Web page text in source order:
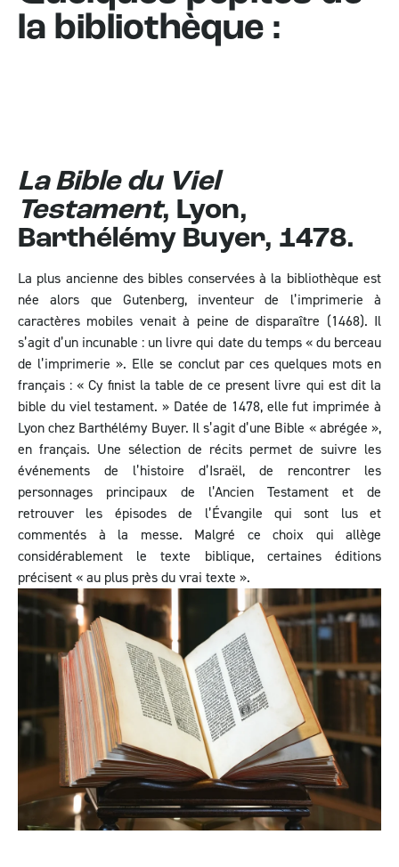
la bibliothèque :
La Bible du Viel
Testament, Lyon,
Barthélémy Buyer, 1478.
La plus ancienne des bibles conservées à la bibliothèque est
née alors que Gutenberg, inventeur de l’imprimerie à
caractères mobiles venait à peine de disparaître (1468). Il
s’agit d’un incunable : un livre qui date du temps « du berceau
de l’imprimerie ». Elle se conclut par ces quelques mots en
français : « Cy finist la table de ce present livre qui est dit la
bible du viel testament. » Datée de 1478, elle fut imprimée à
Lyon chez Barthélémy Buyer. Il s’agit d’une Bible « abrégée »,
en français. Une sélection de récits permet de suivre les
événements de l’histoire d’Israël, de rencontrer les
personnages principaux de l’Ancien Testament et de
retrouver les épisodes de l’Évangile qui sont lus et
commentés à la messe. Malgré ce choix qui allège
considérablement le texte biblique, certaines éditions
précisent « au plus près du vrai texte ».